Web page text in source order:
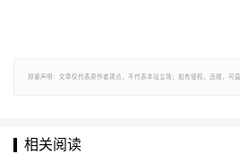
郑重声明：文章仅代表原作者观点，不代表本站立场；如有侵权、违规，可
相关阅读